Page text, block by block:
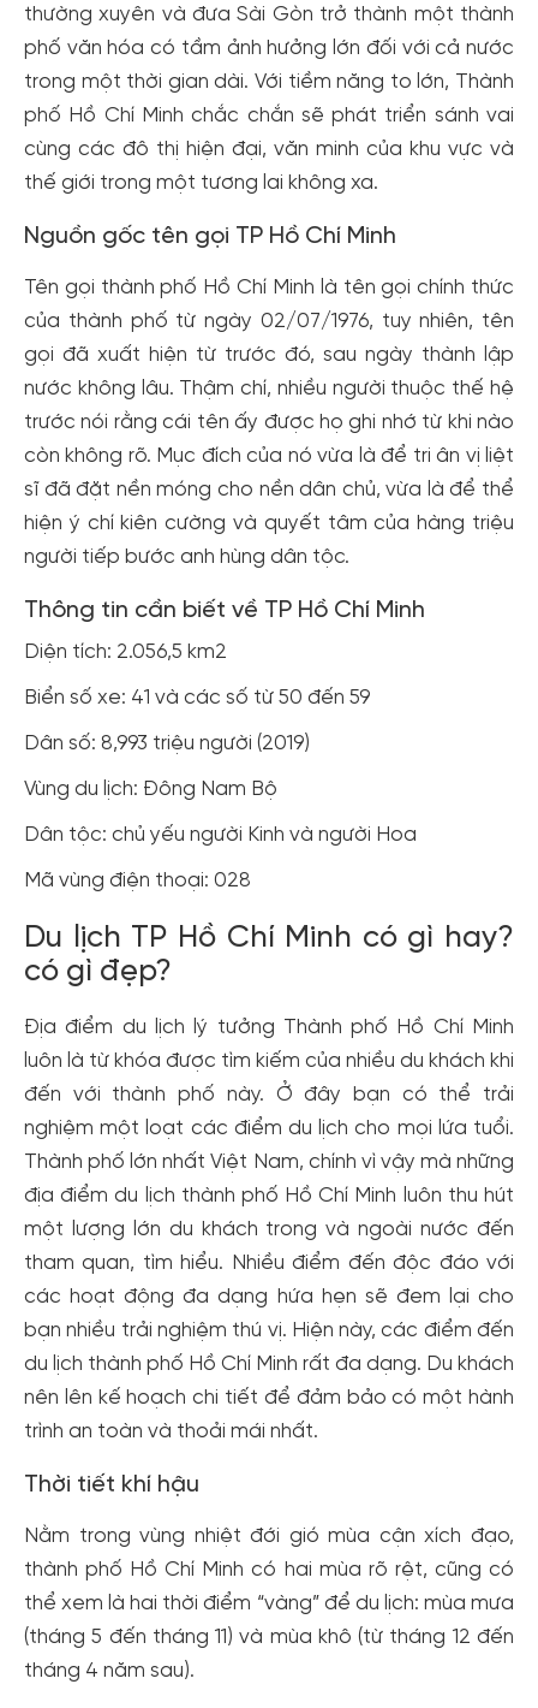
thường xuyên và đưa Sài Gòn trở thành một thành
phố văn hóa có tầm ảnh hưởng lớn đối với cả nước
trong một thời gian dài. Với tiềm năng to lớn, Thành
phố Hồ Chí Minh chắc chắn sẽ phát triển sánh vai
cùng các đô thị hiện đại, văn minh của khu vực và
thế giới trong một tương lai không xa.
Nguồn gốc tên gọi TP Hồ Chí Minh
Tên gọi thành phố Hồ Chí Minh là tên gọi chính thức
của thành phố từ ngày 02/07/1976, tuy nhiên, tên
gọi đã xuất hiện từ trước đó, sau ngày thành lập
nước không lâu. Thậm chí, nhiều người thuộc thế hệ
trước nói rằng cái tên ấy được họ ghi nhớ từ khi nào
còn không rõ. Mục đích của nó vừa là để tri ân vị liệt
sĩ đã đặt nền móng cho nền dân chủ, vừa là để thể
hiện ý chí kiên cường và quyết tâm của hàng triệu
người tiếp bước anh hùng dân tộc.
Thông tin cần biết về TP Hồ Chí Minh
Diện tích: 2.056,5 km2
Biển số xe: 41 và các số từ 50 đến 59
Dân số: 8,993 triệu người (2019)
Vùng du lịch: Đông Nam Bộ
Dân tộc: chủ yếu người Kinh và người Hoa
Mã vùng điện thoại: 028
Du lịch TP Hồ Chí Minh có gì hay?
có gì đẹp?
Địa điểm du lịch lý tưởng Thành phố Hồ Chí Minh
luôn là từ khóa được tìm kiếm của nhiều du khách khi
đến với thành phố này. Ở đây bạn có thể trải
nghiệm một loạt các điểm du lịch cho mọi lứa tuổi.
Thành phố lớn nhất Việt Nam, chính vì vậy mà những
địa điểm du lịch thành phố Hồ Chí Minh luôn thu hút
một lượng lớn du khách trong và ngoài nước đến
tham quan, tìm hiểu. Nhiều điểm đến độc đáo với
các hoạt động đa dạng hứa hẹn sẽ đem lại cho
bạn nhiều trải nghiệm thú vị. Hiện này, các điểm đến
du lịch thành phố Hồ Chí Minh rất đa dạng. Du khách
nên lên kế hoạch chi tiết để đảm bảo có một hành
trình an toàn và thoải mái nhất.
Thời tiết khí hậu
Nằm trong vùng nhiệt đới gió mùa cận xích đạo,
thành phố Hồ Chí Minh có hai mùa rõ rệt, cũng có
thể xem là hai thời điểm “vàng” để du lịch: mùa mưa
(tháng 5 đến tháng 11) và mùa khô (từ tháng 12 đến
tháng 4 năm sau).